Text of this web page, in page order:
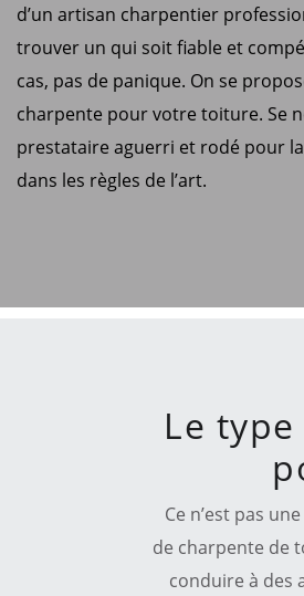
d’un artisan charpentier
trouver un qui soit fiable et
cas, pas de panique. On se
charpente pour votre toiture. Se
prestataire aguerri et rodé pour
dans les règles de l’art.
Le
Ce n’est pas
de charpente de
conduire à des